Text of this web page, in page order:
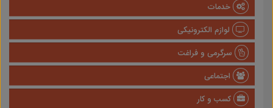
خدمات
لوازم الکترونیکی
سرگرمی و فراغت
اجتماعی
کسب و کار